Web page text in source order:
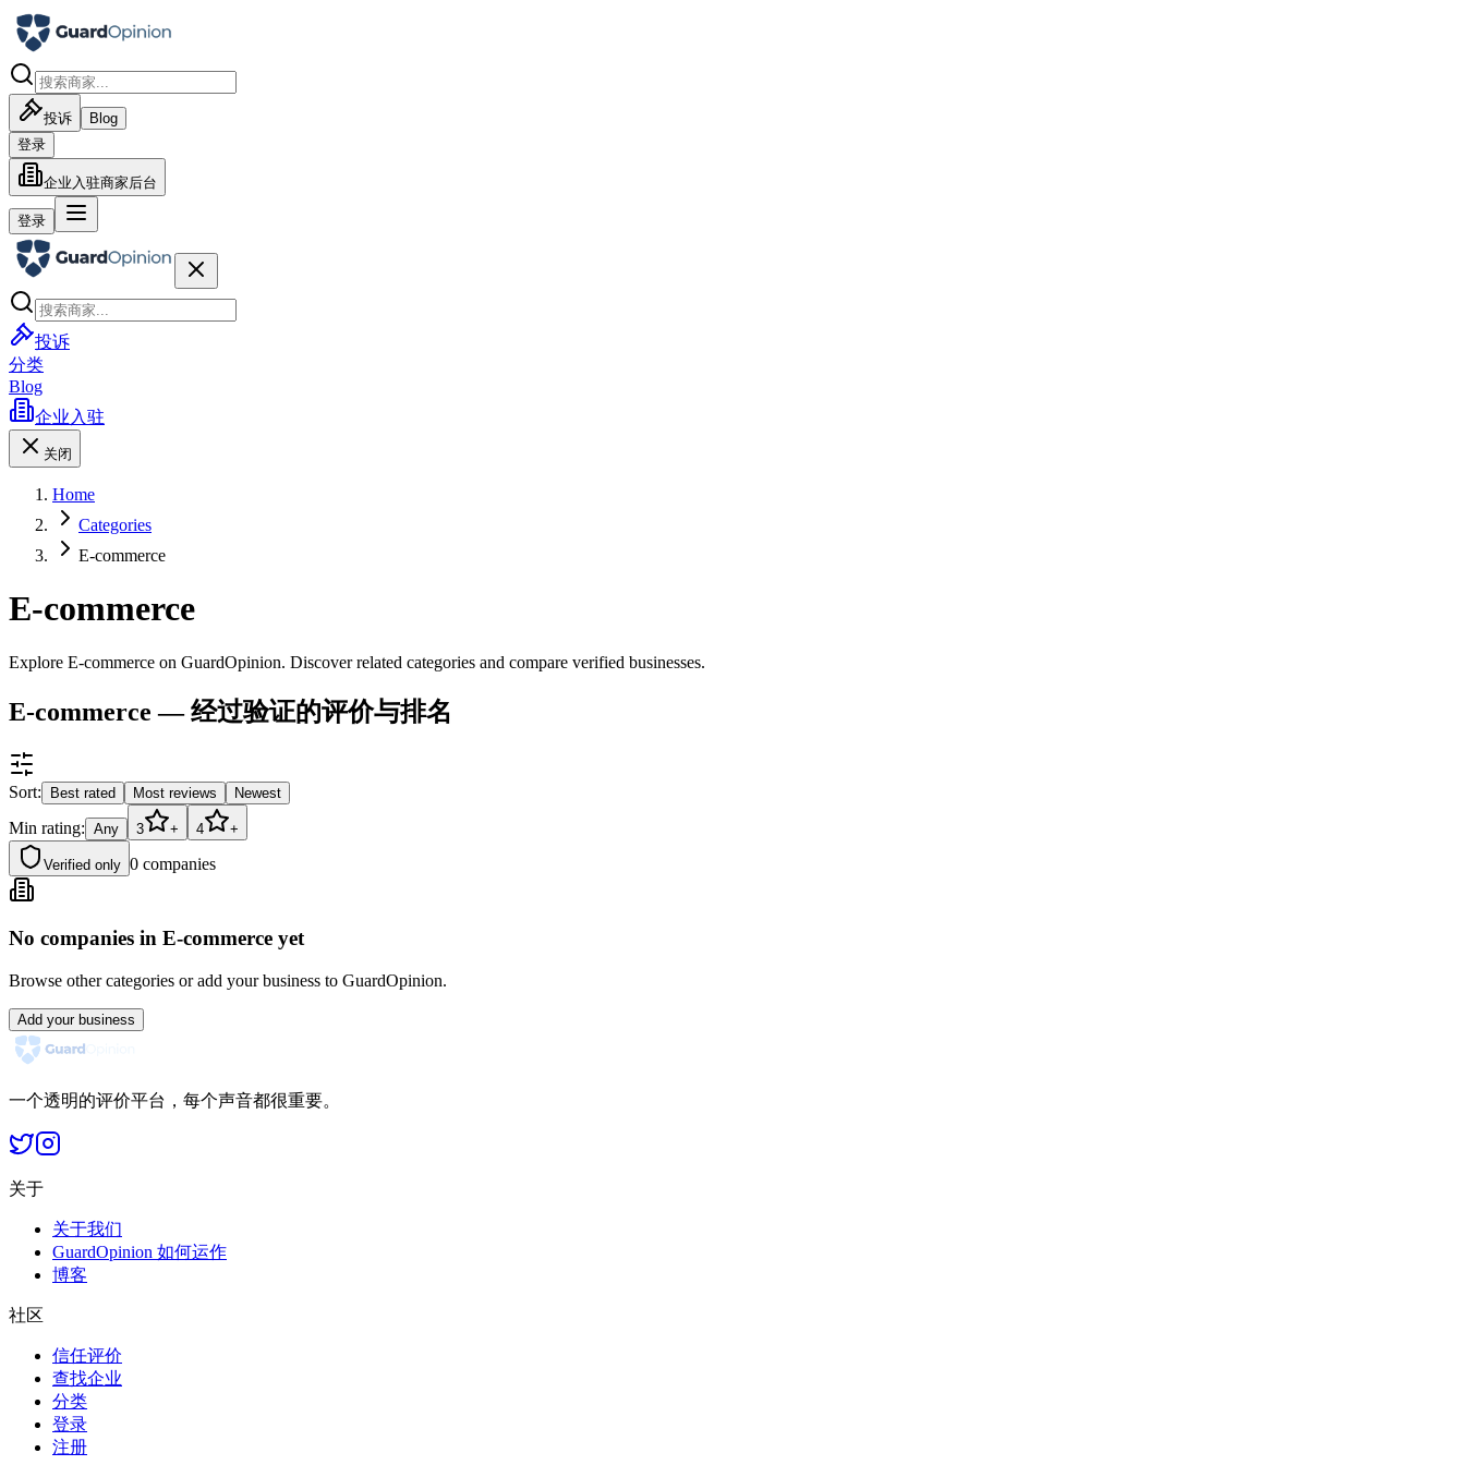
投诉
Blog
登录
企业入驻商家后台
登录
投诉
分类
Blog
企业入驻
关闭
Home
Categories
E-commerce
E-commerce
Explore E-commerce on GuardOpinion. Discover related categories and compare verified businesses.
E-commerce — 经过验证的评价与排名
Sort: Best rated Most reviews Newest
Min rating: Any 3 + 4 +
Verified only 0 companies
No companies in E-commerce yet
Browse other categories or add your business to GuardOpinion.
Add your business
一个透明的评价平台，每个声音都很重要。
关于
关于我们
GuardOpinion 如何运作
博客
社区
信任评价
查找企业
分类
登录
注册